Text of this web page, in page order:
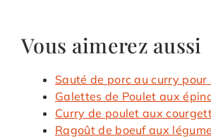
Vous aimerez aussi
Sauté de porc au curry pour
Galettes de Poulet aux
Curry de poulet aux
Ragoût de boeuf aux